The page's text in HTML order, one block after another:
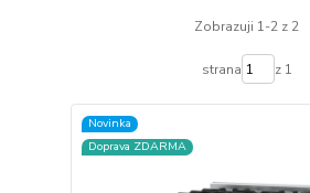
Zobrazuji 1-2 z 2
strana z 1
Novinka
Doprava ZDARMA